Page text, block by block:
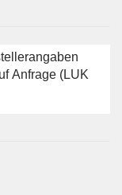
Anfrage (LUK